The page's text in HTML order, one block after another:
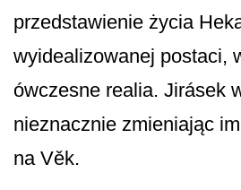
przedstawienie życia
wyidealizowanej postaci,
ówczesne realia. Jirásek
nieznacznie zmieniając
na Věk.